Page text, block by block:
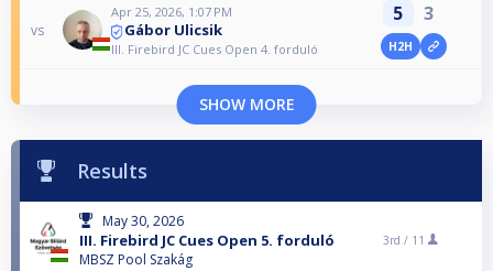
vs
Apr 25, 2026, 1:07 PM
Gábor Ulicsik
III. Firebird JC Cues Open 4. forduló
5 3
H2H
SHOW MORE
Results
May 30, 2026
III. Firebird JC Cues Open 5. forduló
MBSZ Pool Szakág
3rd / 11